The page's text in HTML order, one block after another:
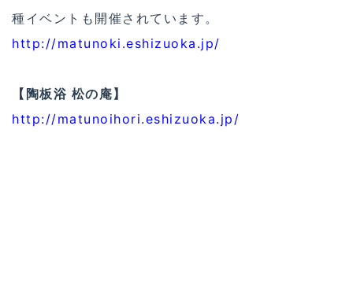
種イベントも開催されています。
http://matunoki.eshizuoka.jp/
【陶板浴 松の庵】
http://matunoihori.eshizuoka.jp/